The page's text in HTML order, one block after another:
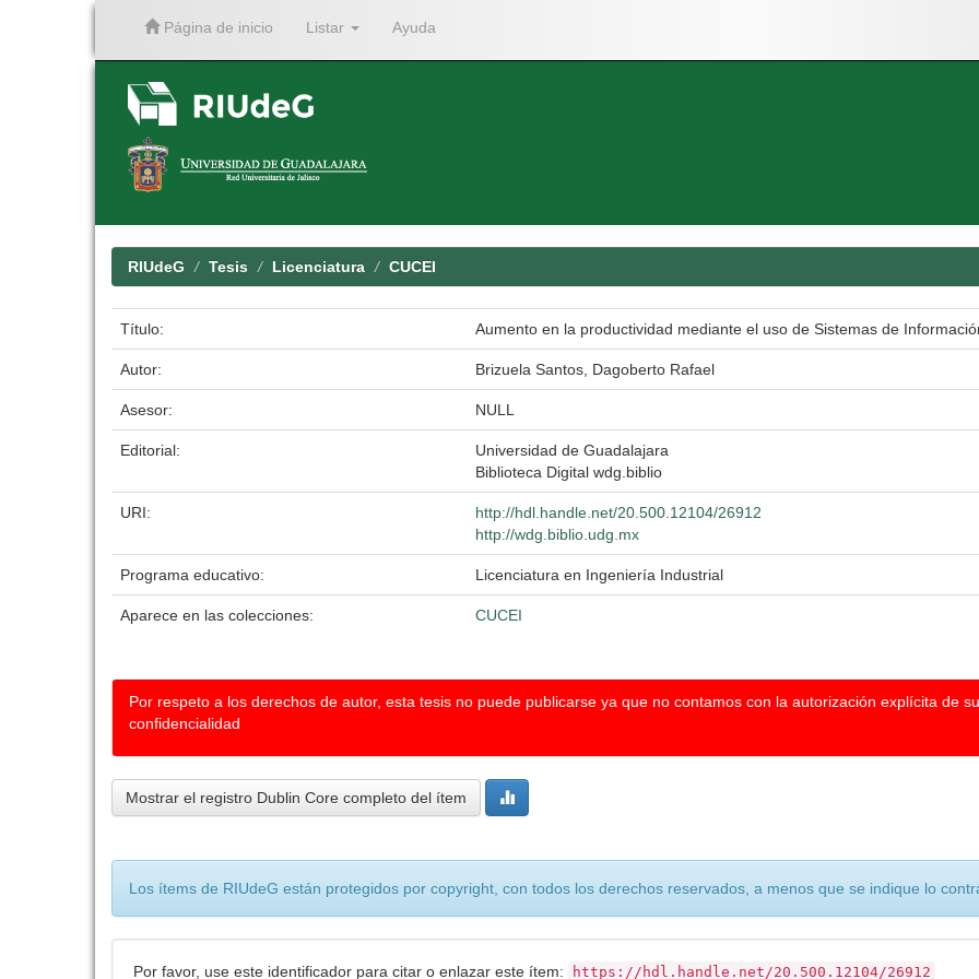
Página de inicio Listar Ayuda
RIUdeG Tesis Licenciatura CUCEI
Título: Aumento en la productividad mediante el uso de Sistemas de
Autor: Brizuela Santos, Dagoberto Rafael
Asesor: NULL
Editorial:
Universidad de Guadalajara
Biblioteca Digital wdg.biblio
URI:
http://hdl.handle.net/20.500.12104/26912
http://wdg.biblio.udg.mx
Programa educativo: Licenciatura en Ingeniería Industrial
Aparece en las colecciones: CUCEI
Por respeto a los derechos de autor, esta tesis no puede publicarse ya que no contamos con la autorización explícita de
confidencialidad
Mostrar el registro Dublin Core completo del ítem
Los ítems de RIUdeG están protegidos por copyright, con todos los derechos reservados, a menos que se indique lo
Por favor, use este identificador para citar o enlazar este ítem: https://hdl.handle.net/20.500.12104/26912